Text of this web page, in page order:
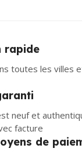
rapide
toutes les villes
neuf et
facture
de